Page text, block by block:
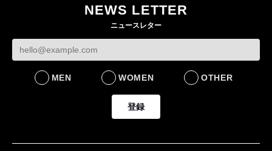
ケットなど7型を発売
をラインナップ
NEWS LETTER
ニュースレター
MEN WOMEN OTHER
登録